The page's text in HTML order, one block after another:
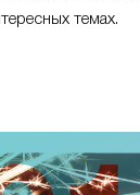
темах.